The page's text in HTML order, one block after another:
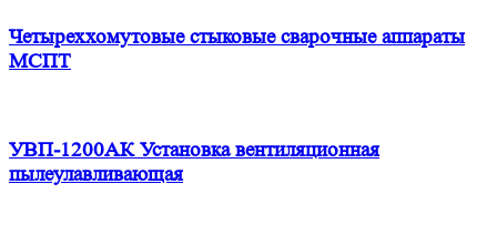
Четыреххомутовые стыковые сварочные аппараты
МСПТ
УВП-1200АК Установка вентиляционная
пылеулавливающая